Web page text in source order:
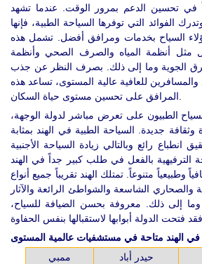
في تحسين الدعم بمرور الوقت. عندما تشهد
الفوائد التي توفرها السياحة الطبية، فإنها
السياح بخدمات ومرافق أفضل. تشمل هذه
مثل أنظمة المياه والصرف الصحي وأنظمة
الجوية وما إلى ذلك. بصرف النظر عن جذب
والمسافرين للعافية عالية المستوى، تساعد هذه
الطبيون على تعرض مباشر لدولة الوجهة،
جديدة. السياحة الطبية في الهند بمثابة
انطباع رائع وبالتالي زيادة السياحة الأجنبية
الترفيهية بالفعل في طلب كبير جداً في الهند
وطبيعياً متنوعاً. تمتلك الهند تقريباً جميع أنواع
والصحاري الشاسعة والشواطئ الرائعة والآثار
وما إلى ذلك. معروفة بحسن الضيافة للسياح،
ممبي
حيدر أباد